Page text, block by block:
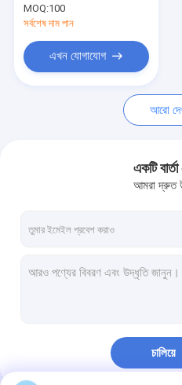
খবর
তাপ স্থানান্তর পোশাক লেবেল
কাস্টম পোশাক প্যাচ
MOQ:100
সর্বশেষ দাম পান
এখন যোগাযোগ
আরো
একটি
আমরা দ্রুত
চালিয়ে